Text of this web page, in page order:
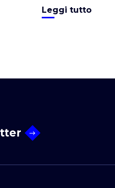
Leggi tutto